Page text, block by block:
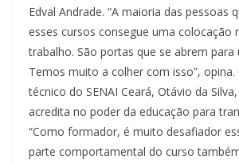
Edval Andrade. “A maioria das pessoas
esses cursos consegue uma colocação
trabalho. São portas que se abrem para
Temos muito a colher com isso”,
técnico do SENAI Ceará, Otávio da
acredita no poder da educação para
“Como formador, é muito desafiador
parte comportamental do curso